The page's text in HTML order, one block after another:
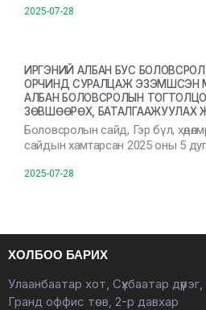
2025-07-28
ИРГЭНИЙ АЛБАН БУС
ОРЧИНД СУРАЛЦАЖ ЭЗЭМШСЭН
АЛБАН БОЛОВСРОЛЫН
ЗӨВШӨӨРӨХ, БАТАЛГААЖУУЛАХ
Боловсролын сайд, Гэр бүл,
сайдын хамтарсан 2025 оны 5
2025-07-28
ХОЛБОО БАРИХ
Улаанбаатар хот, Сүхбаатар
Гранд оффис төв, 2-р давхар